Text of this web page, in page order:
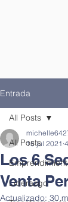
Entrada
All Posts
Liderazgo
All Posts
Los 6
Venta
15 jul 2021
Actualizado: 30